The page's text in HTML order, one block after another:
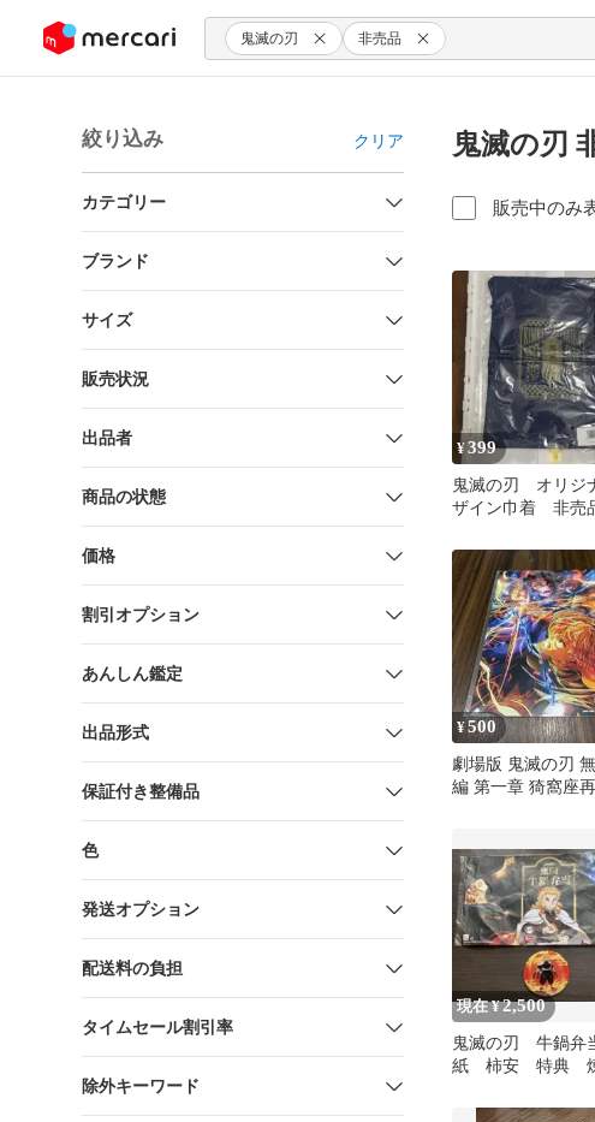
ツにスキップ 鬼滅の刃 非売品
絞り込み クリア
カテゴリー
ブランド
サイズ
販売状況
出品者
商品の状態
価格
割引オプション
あんしん鑑定
出品形式
保証付き整備品
色
発送オプション
配送料の負担
タイムセール割引率
除外キーワード
鬼滅の刃
販売中のみ
¥399
鬼滅の刃 オリジ
ザイン巾着 非売
¥500
劇場版 鬼滅の刃
編 第一章 猗窩座再
現在 ¥2,500
鬼滅の刃 牛鍋弁
紙 柿安 特典 煉